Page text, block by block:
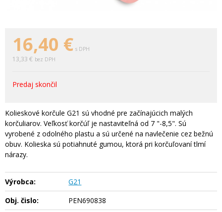
16,40 € s DPH
13,33 € bez DPH
Predaj skončil
Kolieskové korčule G21 sú vhodné pre začínajúcich malých
korčuliarov. Veľkosť korčúľ je nastaviteľná od 7 "-8,5". Sú
vyrobené z odolného plastu a sú určené na navlečenie cez bežnú
obuv. Kolieska sú potiahnuté gumou, ktorá pri korčuľovaní tlmí
nárazy.
Výrobca:
G21
Obj. čislo:
PEN690838